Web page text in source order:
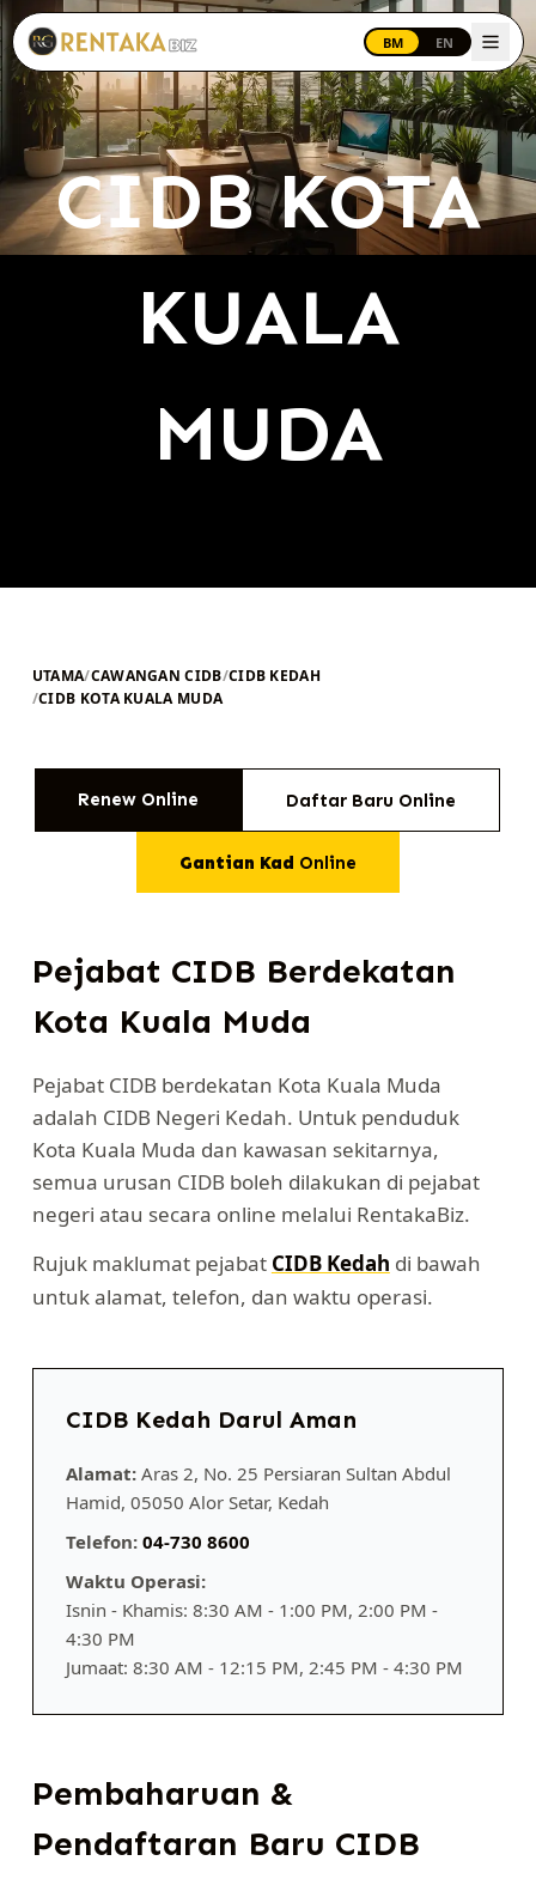
Langkau ke kandungan utama
BM EN
CIDB KOTA
KUALA
MUDA
UTAMA/CAWANGAN CIDB/CIDB KEDAH
/CIDB KOTA KUALA MUDA
Renew Online Daftar Baru Online
Gantian Kad Online
Pejabat CIDB Berdekatan
Kota Kuala Muda
Pejabat CIDB berdekatan Kota Kuala Muda
adalah CIDB Negeri Kedah. Untuk penduduk
Kota Kuala Muda dan kawasan sekitarnya,
semua urusan CIDB boleh dilakukan di pejabat
negeri atau secara online melalui RentakaBiz.
Rujuk maklumat pejabat CIDB Kedah di bawah
untuk alamat, telefon, dan waktu operasi.
CIDB Kedah Darul Aman
Alamat:Aras 2, No. 25 Persiaran Sultan Abdul
Hamid, 05050 Alor Setar, Kedah
Telefon: 04-730 8600
Waktu Operasi:
Isnin - Khamis: 8:30 AM - 1:00 PM, 2:00 PM -
4:30 PM
Jumaat: 8:30 AM - 12:15 PM, 2:45 PM - 4:30 PM
Pembaharuan &
Pendaftaran Baru CIDB